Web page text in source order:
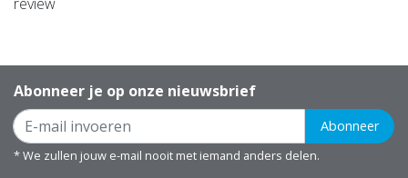
Abonneer je op onze nieuwsbrief
Abonneer
* We zullen jouw e-mail nooit met iemand anders delen.